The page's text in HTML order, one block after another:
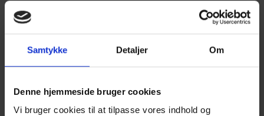
Samtykke Detaljer Om
Denne hjemmeside bruger cookies
Vi bruger cookies til at tilpasse vores indhold og